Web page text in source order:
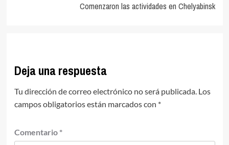
Comenzaron las actividades en Chelyabinsk
Deja una respuesta
Tu dirección de correo electrónico no será publicada. Los
campos obligatorios están marcados con *
Comentario *